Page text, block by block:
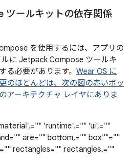
ールキットの依存関係
を使用するには、アプリの
ルに Jetpack Compose ツールキ
る必要があります。 Wear OS に
のほとんどは、次の図の赤いボッ
アーキテクチャ レイヤにありま
'runtime'.="" 'ui',=""
are="" bottom,="" box""=""
rectangles="" rectangles.=""